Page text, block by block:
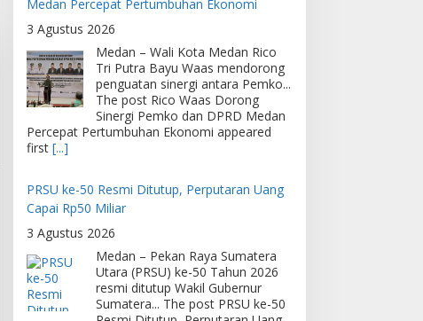
Medan Percepat Pertumbuhan Ekonomi
3 Agustus 2026
Medan – Wali Kota Medan Rico
Tri Putra Bayu Waas mendorong
penguatan sinergi antara Pemko...
The post Rico Waas Dorong
Sinergi Pemko dan DPRD Medan
Percepat Pertumbuhan Ekonomi appeared
first [...]
PRSU ke-50 Resmi Ditutup, Perputaran Uang
Capai Rp50 Miliar
3 Agustus 2026
Medan – Pekan Raya Sumatera
Utara (PRSU) ke-50 Tahun 2026
resmi ditutup Wakil Gubernur
Sumatera... The post PRSU ke-50